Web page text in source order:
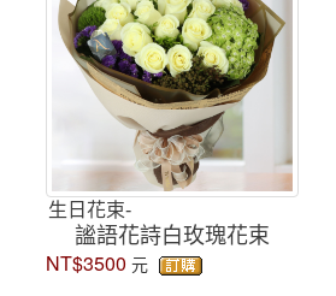
生日花束-
謐語花詩白玫瑰花束
NT$3500 元